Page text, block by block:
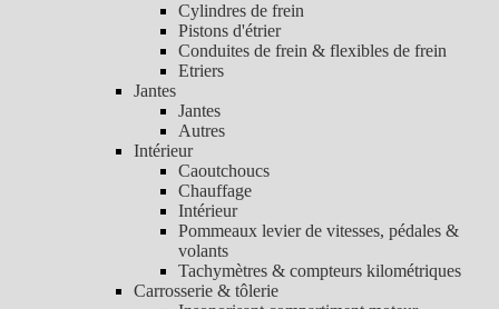
Cylindres de frein
Pistons d'étrier
Conduites de frein & flexibles de frein
Etriers
Jantes
Jantes
Autres
Intérieur
Caoutchoucs
Chauffage
Intérieur
Pommeaux levier de vitesses, pédales &
volants
Tachymètres & compteurs kilométriques
Carrosserie & tôlerie